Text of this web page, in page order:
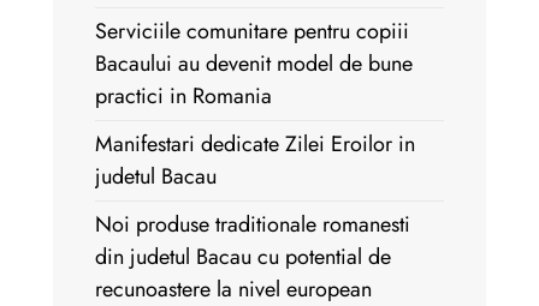
Serviciile comunitare pentru copiii
Bacaului au devenit model de bune
practici in Romania
Manifestari dedicate Zilei Eroilor in
judetul Bacau
Noi produse traditionale romanesti
din judetul Bacau cu potential de
recunoastere la nivel european